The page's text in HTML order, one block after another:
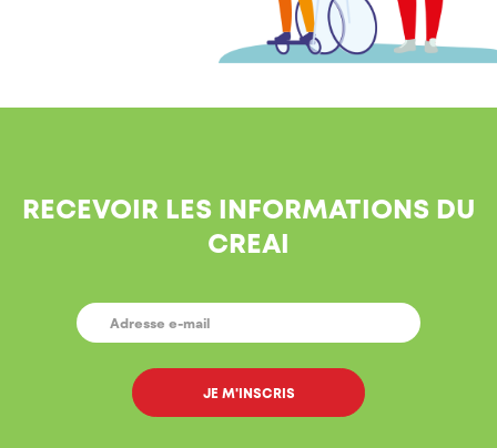
RECEVOIR LES INFORMATIONS DU
CREAI
E-
MAIL *